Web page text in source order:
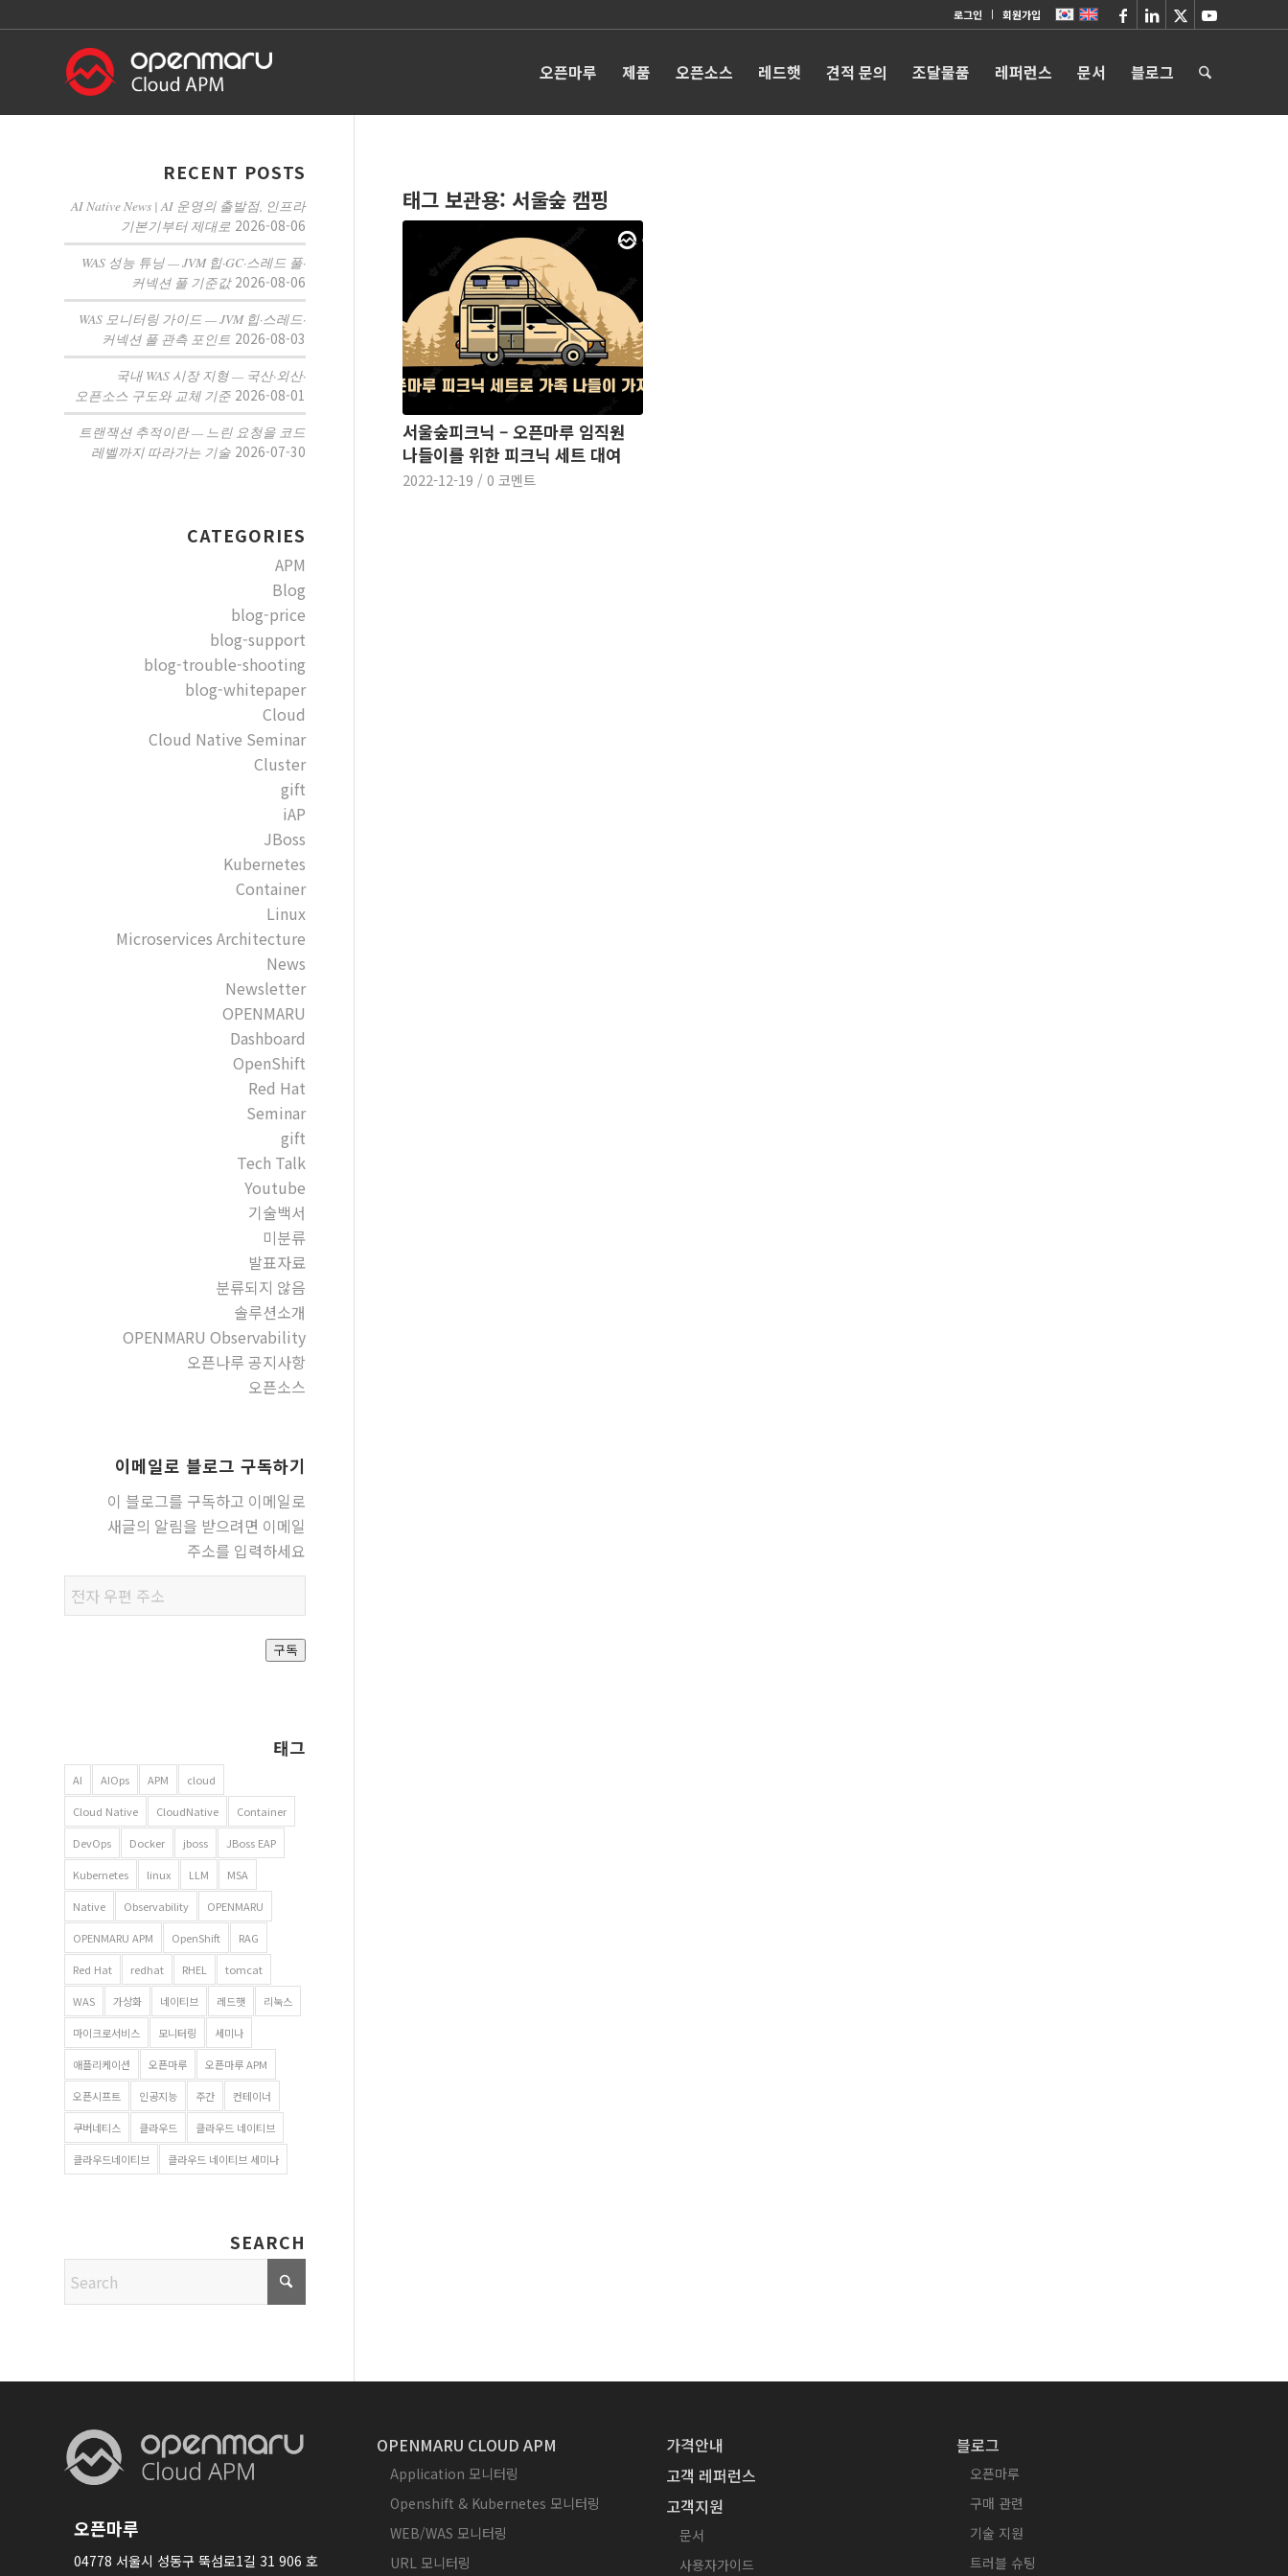
로그인 회원가입
오픈마루 제품 오픈소스 레드햇 견적 문의 조달물품 레퍼런스 문서 블로그
태그 보관용: 서울숲 캠핑
서울숲피크닉 – 오픈마루 임직원
나들이를 위한 피크닉 세트 대여
2022-12-19 / 0 코멘트
RECENT POSTS
AI Native News | AI 운영의 출발점, 인프라
기본기부터 제대로 2026-08-06
WAS 성능 튜닝 — JVM 힙·GC·스레드 풀·
커넥션 풀 기준값 2026-08-06
WAS 모니터링 가이드 — JVM 힙·스레드·
커넥션 풀 관측 포인트 2026-08-03
국내 WAS 시장 지형 — 국산·외산·
오픈소스 구도와 교체 기준 2026-08-01
트랜잭션 추적이란 — 느린 요청을 코드
레벨까지 따라가는 기술 2026-07-30
CATEGORIES
APM
Blog
blog-price
blog-support
blog-trouble-shooting
blog-whitepaper
Cloud
Cloud Native Seminar
Cluster
gift
iAP
JBoss
Kubernetes
Container
Linux
Microservices Architecture
News
Newsletter
OPENMARU
Dashboard
OpenShift
Red Hat
Seminar
gift
Tech Talk
Youtube
기술백서
미분류
발표자료
분류되지 않음
솔루션소개
OPENMARU Observability
오픈나루 공지사항
오픈소스
이메일로 블로그 구독하기
이 블로그를 구독하고 이메일로
새글의 알림을 받으려면 이메일
주소를 입력하세요
우편
주소
구독
태그
AI AIOps APM cloud
Cloud Native CloudNative Container
DevOps Docker jboss JBoss EAP
Kubernetes linux LLM MSA
Native Observability OPENMARU
OPENMARU APM OpenShift RAG
Red Hat redhat RHEL tomcat
WAS 가상화 네이티브 레드햇 리눅스
마이크로서비스 모니터링 세미나
애플리케이션 오픈마루 오픈마루 APM
오픈시프트 인공지능 주간 컨테이너
쿠버네티스 클라우드 클라우드 네이티브
클라우드네이티브 클라우드 네이티브 세미나
SEARCH
오픈마루
04778 서울시 성동구 뚝섬로1길 31 906 호
OPENMARU CLOUD APM
Application 모니터링
Openshift & Kubernetes 모니터링
WEB/WAS 모니터링
URL 모니터링
가격안내
고객 레퍼런스
고객지원
문서
사용자가이드
블로그
오픈마루
구매 관련
기술 지원
트러블 슈팅